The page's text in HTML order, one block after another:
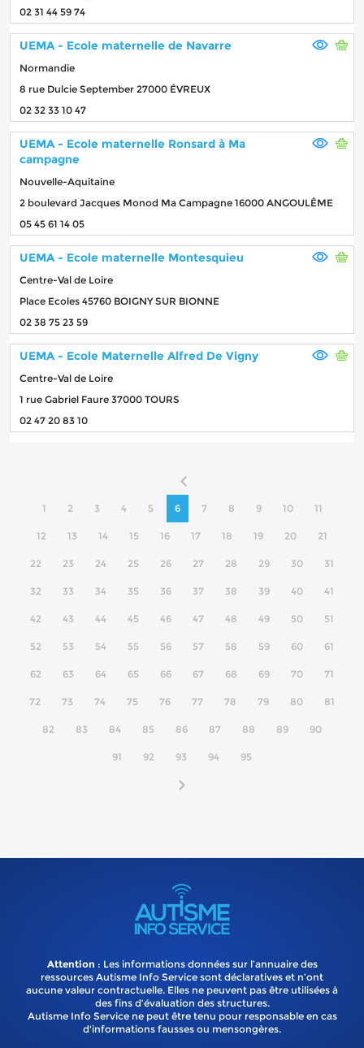
02 31 44 59 74
UEMA - Ecole maternelle de Navarre
Normandie
8 rue Dulcie September 27000 ÉVREUX
02 32 33 10 47
UEMA - Ecole maternelle Ronsard à Ma
campagne
Nouvelle-Aquitaine
2 boulevard Jacques Monod Ma Campagne 16000 ANGOULÊME
05 45 61 14 05
UEMA - Ecole maternelle Montesquieu
Centre-Val de Loire
Place Ecoles 45760 BOIGNY SUR BIONNE
02 38 75 23 59
UEMA - Ecole Maternelle Alfred De Vigny
Centre-Val de Loire
1 rue Gabriel Faure 37000 TOURS
02 47 20 83 10
1 2 3 4 5 6 7 8 9 10 11
12 13 14 15 16 17 18 19 20 21
22 23 24 25 26 27 28 29 30 31
32 33 34 35 36 37 38 39 40 41
42 43 44 45 46 47 48 49 50 51
52 53 54 55 56 57 58 59 60 61
62 63 64 65 66 67 68 69 70 71
72 73 74 75 76 77 78 79 80 81
82 83 84 85 86 87 88 89 90
91 92 93 94 95
Attention : Les informations données sur l’annuaire des
ressources Autisme Info Service sont déclaratives et n’ont
aucune valeur contractuelle. Elles ne peuvent pas être utilisées à
des fins d’évaluation des structures.
Autisme Info Service ne peut être tenu pour responsable en cas
d'informations fausses ou mensongères.